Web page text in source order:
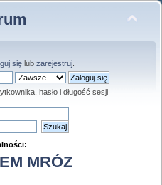
sięlub zarejestruj.
hasło i długość sesji
MRÓZ